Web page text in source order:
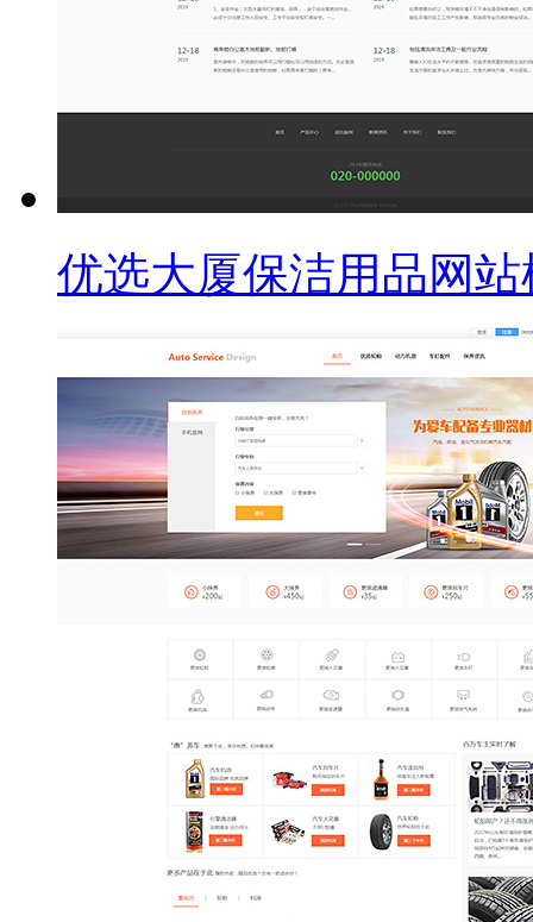
优选大厦保洁用品网站